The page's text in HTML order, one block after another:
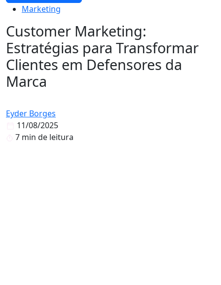
Marketing
Customer Marketing:
Estratégias para Transformar
Clientes em Defensores da
Marca
Eyder Borges
11/08/2025
7 min de leitura